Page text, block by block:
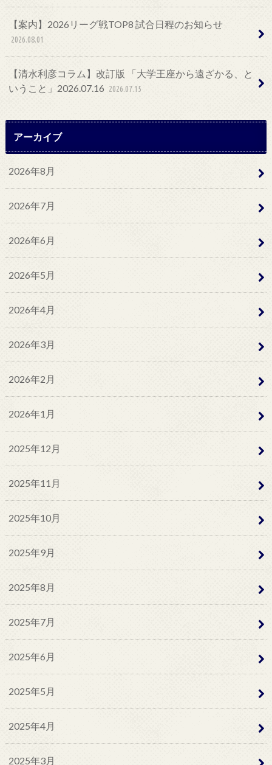
【案内】2026リーグ戦TOP8 試合日程のお知らせ
2026.08.01
【清水利彦コラム】改訂版 「大学王座から遠ざかる、と
いうこと」2026.07.16 2026.07.15
アーカイブ
2026年8月
2026年7月
2026年6月
2026年5月
2026年4月
2026年3月
2026年2月
2026年1月
2025年12月
2025年11月
2025年10月
2025年9月
2025年8月
2025年7月
2025年6月
2025年5月
2025年4月
2025年3月